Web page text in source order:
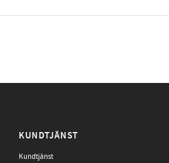
KUNDTJÄNST
Kundtjänst